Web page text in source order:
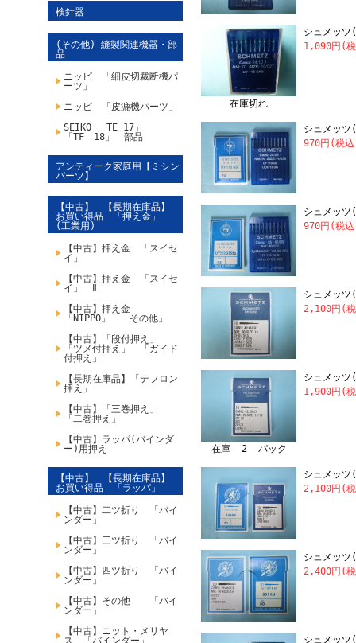
検針器
(その他) 縫製関連機器・部
品
ニッピ 「細皮切裁断機パ
ーツ」
ニッピ 「皮漉機パーツ」
SEIKO 「TE 17」
「TF 18」 部品
アンティーク家庭用【ミシン
パーツ】
【中古】 【長期在庫品】
お買い得品 「押え金」
(工業用)
【中古】押え金 「スイセ
イ」
【中古】押え金 「スイセ
イ」 Ⅱ
【中古】押え金
「NIPPO」 「その他」
【中古】「段付押え」
「ツメ付押え」 「ガイド
付押え」
【長期在庫品】「テフロン
押え」
【中古】「三巻押え」
「二巻押え」
【中古】ラッパ(バインダ
ー)用押え
【中古】 【長期在庫品】
お買い得品 「ラッパ」
【中古】二ツ折り 「バイ
ンダー」
【中古】三ツ折り 「バイ
ンダー」
【中古】四ツ折り 「バイ
ンダー」
【中古】その他 「バイ
ンダー」
【中古】ニット・メリヤ
ス 「バインダー」
在庫切れ
シュメッ
1,090円(
シュメッ
970円(税
シュメッツ
970円(税
シュメッ
2,100円(
在庫 2 パック
シュメッ
1,900円(
シュメッ
2,100円(
シュメッ
2,400円(
シュメッ